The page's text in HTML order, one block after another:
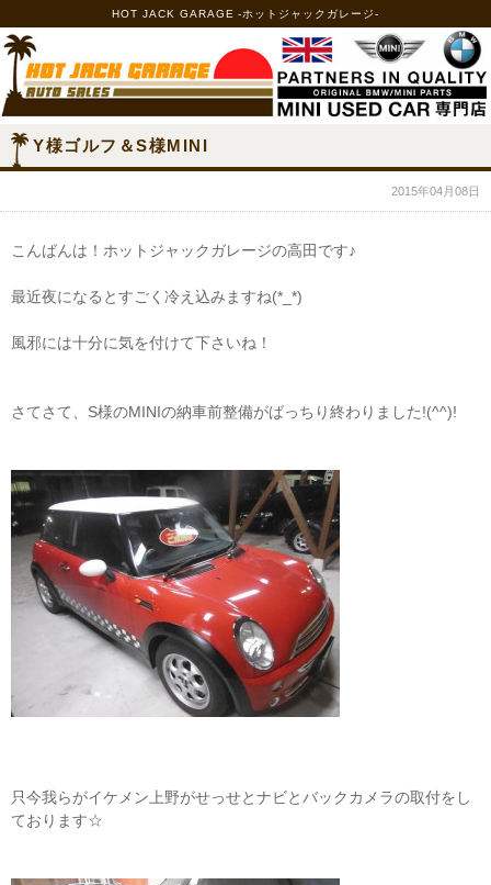
HOT JACK GARAGE -ホットジャックガレージ-
Y様ゴルフ＆S様MINI
2015年04月08日
こんばんは！ホットジャックガレージの高田です♪
最近夜になるとすごく冷え込みますね(*_*)
風邪には十分に気を付けて下さいね！
さてさて、S様のMINIの納車前整備がばっちり終わりました!(^^)!
只今我らがイケメン上野がせっせとナビとバックカメラの取付をし
ております☆